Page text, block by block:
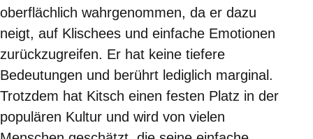
oberflächlich wahrgenommen, da er dazu
neigt, auf Klischees und einfache Emotionen
zurückzugreifen. Er hat keine tiefere
Bedeutungen und berührt lediglich marginal.
Trotzdem hat Kitsch einen festen Platz in der
populären Kultur und wird von vielen